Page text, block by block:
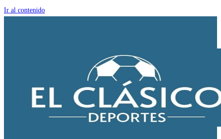
Ir al contenido